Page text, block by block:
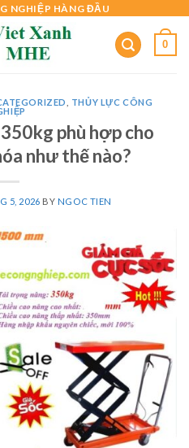
NGHIỆP HÀNG ĐẦU
0
THỦY LỰC CÔNG
phù hợp cho
như thế nào?
5, 2026 BY NGOC TIEN